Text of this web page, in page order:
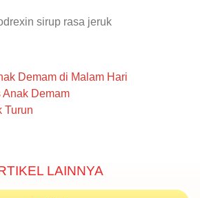
Demam di Malam Hari
Anak Demam
Turun
LAINNYA